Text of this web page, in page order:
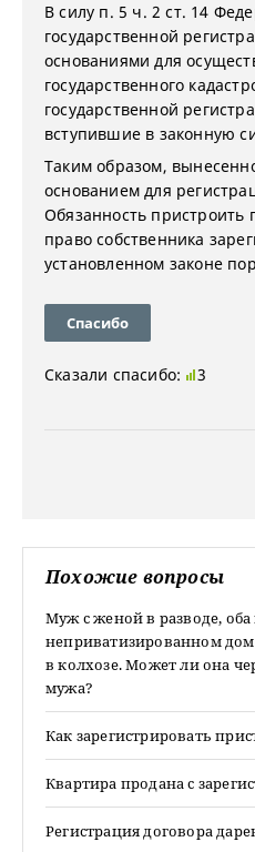
В силу п. 5 ч. 2 ст. 14
государственной
основаниями для
государственного
государственной
вступившие в законную
Таким образом,
основанием для
Обязанность
право собственника
установленном законе
Спасибо
Сказали спасибо: 3
Похожие вопросы
Муж с женой в разводе,
неприватизированном
в колхозе. Может ли она
мужа?
Как зарегистрировать
Квартира продана с
Регистрация договора